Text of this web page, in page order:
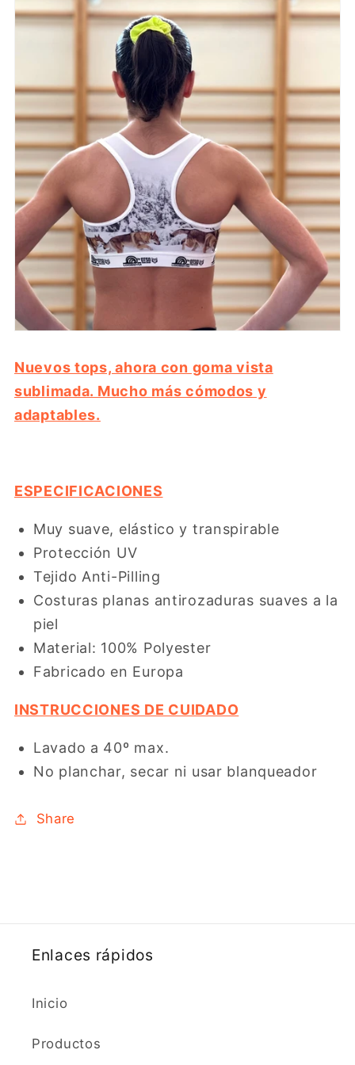
Nuevos tops, ahora con goma vista
sublimada. Mucho más cómodos y
adaptables.
ESPECIFICACIONES
Muy suave, elástico y transpirable
Protección UV
Tejido Anti-Pilling
Costuras planas antirozaduras suaves a la
piel
Material: 100% Polyester
Fabricado en Europa
INSTRUCCIONES DE CUIDADO
Lavado a 40º max.
No planchar, secar ni usar blanqueador
Share
Enlaces rápidos
Inicio
Productos